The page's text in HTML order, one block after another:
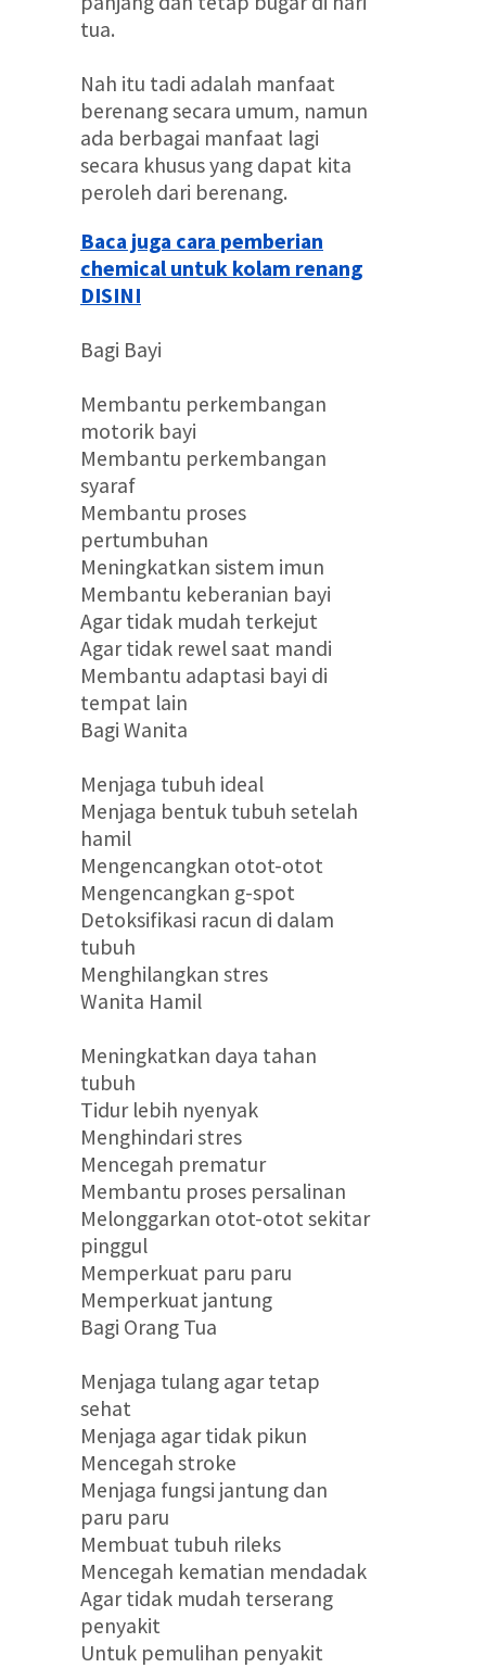
tua.
Nah itu tadi adalah manfaat
berenang secara umum, namun
ada berbagai manfaat lagi
secara khusus yang dapat kita
peroleh dari berenang.
Baca juga cara pemberian
chemical untuk kolam renang
DISINI
Bagi Bayi
Membantu perkembangan
motorik bayi
Membantu perkembangan
syaraf
Membantu proses
pertumbuhan
Meningkatkan sistem imun
Membantu keberanian bayi
Agar tidak mudah terkejut
Agar tidak rewel saat mandi
Membantu adaptasi bayi di
tempat lain
Bagi Wanita
Menjaga tubuh ideal
Menjaga bentuk tubuh setelah
hamil
Mengencangkan otot-otot
Mengencangkan g-spot
Detoksifikasi racun di dalam
tubuh
Menghilangkan stres
Wanita Hamil
Meningkatkan daya tahan
tubuh
Tidur lebih nyenyak
Menghindari stres
Mencegah prematur
Membantu proses persalinan
Melonggarkan otot-otot sekitar
pinggul
Memperkuat paru paru
Memperkuat jantung
Bagi Orang Tua
Menjaga tulang agar tetap
sehat
Menjaga agar tidak pikun
Mencegah stroke
Menjaga fungsi jantung dan
paru paru
Membuat tubuh rileks
Mencegah kematian mendadak
Agar tidak mudah terserang
penyakit
Untuk pemulihan penyakit